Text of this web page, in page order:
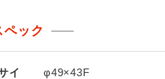
ペック
イ
φ49×43F